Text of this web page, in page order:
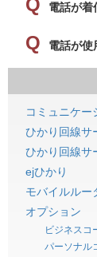
電話が着
電話が使
コミュニケー
ひかり回線サ
ひかり回線サ
ejひかり
モバイルルー
オプション
ビジネスコ
パーソナル